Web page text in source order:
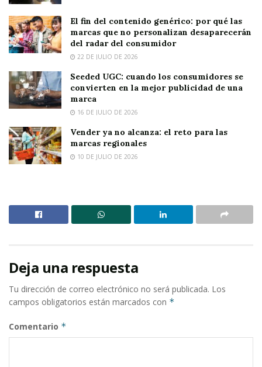
El fin del contenido genérico: por qué las
marcas que no personalizan desaparecerán
del radar del consumidor
22 DE JULIO DE 2026
Seeded UGC: cuando los consumidores se
convierten en la mejor publicidad de una
marca
16 DE JULIO DE 2026
Vender ya no alcanza: el reto para las
marcas regionales
10 DE JULIO DE 2026
Deja una respuesta
Tu dirección de correo electrónico no será publicada. Los
campos obligatorios están marcados con *
Comentario *